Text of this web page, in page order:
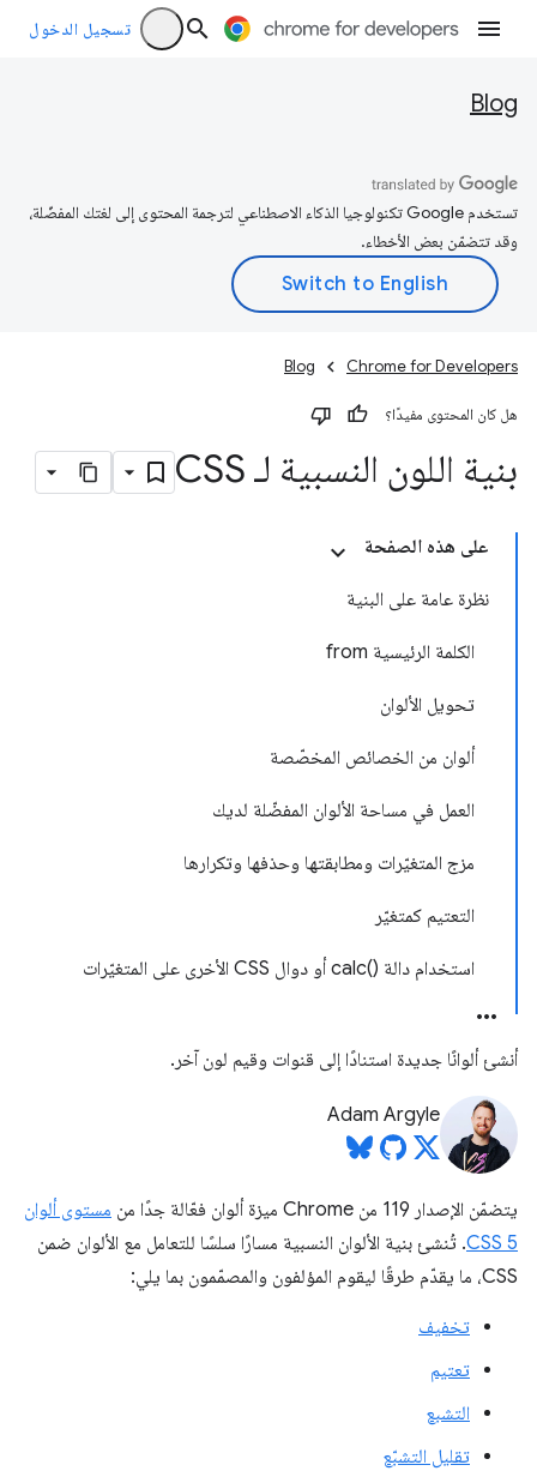
تسجيل الدخول
Blog
تستخدم Google تكنولوجيا الذكاء الاصطناعي لترجمة المحتوى إلى لغتك المفضّلة،
وقد تتضمّن بعض الأخطاء.
Chrome for Developers
Blog
هل كان المحتوى مفيدًا؟
بنية اللون النسبية لـ CSS
على هذه الصفحة
نظرة عامة على البنية
الكلمة الرئيسية from
تحويل الألوان
ألوان من الخصائص المخصّصة
العمل في مساحة الألوان المفضّلة لديك
مزج المتغيّرات ومطابقتها وحذفها وتكرارها
التعتيم كمتغيّر
استخدام دالة calc()‎ أو دوال CSS الأخرى على المتغيّرات
أنشئ ألوانًا جديدة استنادًا إلى قنوات وقيم لون آخر.
Adam Argyle
يتضمّن الإصدار 119 من Chrome ميزة ألوان فعّالة جدًا من
مستوى ألوان
CSS 5. تُنشئ بنية الألوان النسبية مسارًا سلسًا للتعامل مع الألوان ضمن
CSS، ما يقدّم طرقًا ليقوم المؤلفون والمصمّمون بما يلي:
تخفيف
تعتيم
التشبع
تقليل التشبّع